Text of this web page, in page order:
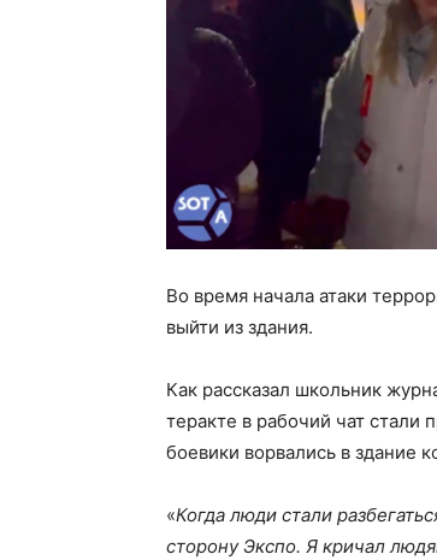
Во время начала атаки
выйти из здания.
Как рассказал школьник
теракте в рабочий чат стали
боевики ворвались в здание
«Когда люди стали
сторону Экспо. Я кричал